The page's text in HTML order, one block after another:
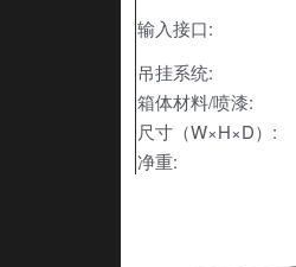
输入接口:
吊挂系统:
箱体材料/喷漆:
尺寸（W×H×D）:
净重: